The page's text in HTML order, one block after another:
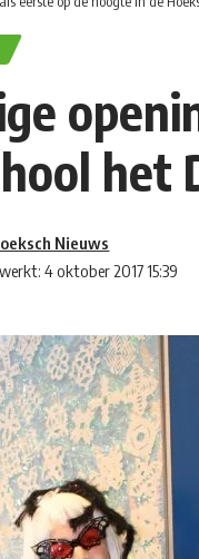
het
4 oktober 2017 15:39
Nieuws